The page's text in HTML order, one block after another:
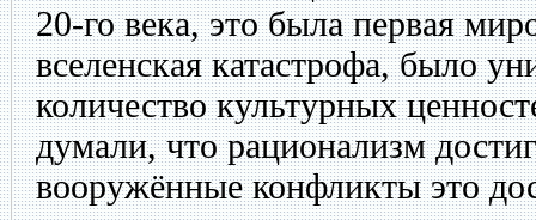
20-го века, это была первая
вселенская катастрофа, было
количество культурных
думали, что рационализм
вооружённые конфликты это